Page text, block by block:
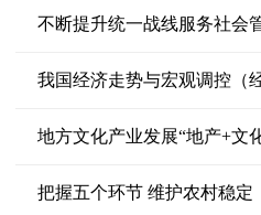
不断提升统一战线服务社会
我国经济走势与宏观调控（
地方文化产业发展“地产+文
把握五个环节 维护农村稳定